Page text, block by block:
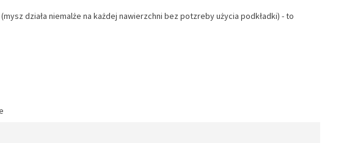
działa niemalże na każdej nawierzchni bez potzreby użycia podkładki) - to